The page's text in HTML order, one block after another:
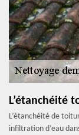
L’étanchéité
L’étanchéité de
infiltration d’eau